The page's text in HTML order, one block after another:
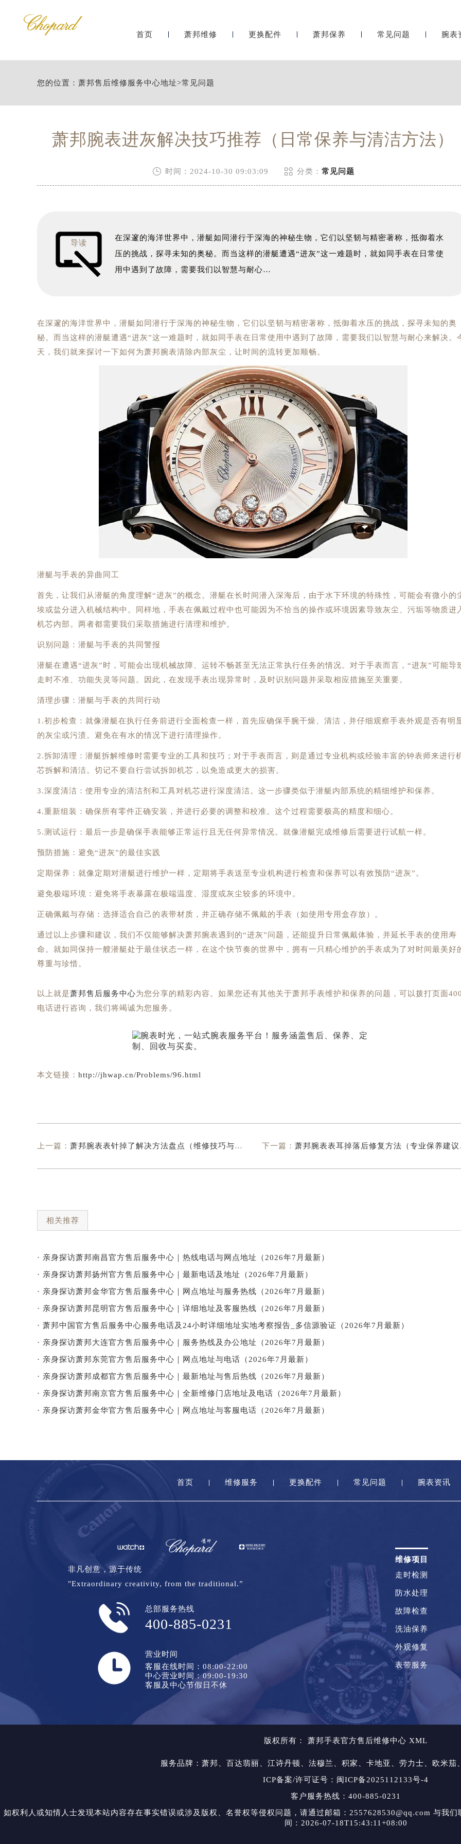
首页 萧邦维修 更换配件 萧邦保养 常见问题 腕表
您的位置： 萧邦售后维修服务中心地址>常见问题
萧邦腕表进灰解决技巧推荐（日常保养与清洁方法）
 时间：2024-10-30 09:03:09  分类： 常见问题
导读
在深邃的海洋世界中，潜艇如同潜行于深海的神秘生物，它们以坚韧与精密著称，抵御着水
压的挑战，探寻未知的奥秘。而当这样的潜艇遭遇“进灰”这一难题时，就如同手表在日常使
用中遇到了故障，需要我们以智慧与耐心…
在深邃的海洋世界中，潜艇如同潜行于深海的神秘生物，它们以坚韧与精密著称，抵御着水压的挑战，探寻未知的奥
秘。而当这样的潜艇遭遇“进灰”这一难题时，就如同手表在日常使用中遇到了故障，需要我们以智慧与耐心来解决。
天，我们就来探讨一下如何为萧邦腕表清除内部灰尘，让时间的流转更加顺畅。
潜艇与手表的异曲同工
首先，让我们从潜艇的角度理解“进灰”的概念。潜艇在长时间潜入深海后，由于水下环境的特殊性，可能会有微小的
埃或盐分进入机械结构中。同样地，手表在佩戴过程中也可能因为不恰当的操作或环境因素导致灰尘、污垢等物质进
机芯内部。两者都需要我们采取措施进行清理和维护。
识别问题：潜艇与手表的共同警报
潜艇在遭遇“进灰”时，可能会出现机械故障、运转不畅甚至无法正常执行任务的情况。对于手表而言，“进灰”可能导
走时不准、功能失灵等问题。因此，在发现手表出现异常时，及时识别问题并采取相应措施至关重要。
清理步骤：潜艇与手表的共同行动
1.初步检查：就像潜艇在执行任务前进行全面检查一样，首先应确保手腕干燥、清洁，并仔细观察手表外观是否有明
的灰尘或污渍。避免在有水的情况下进行清理操作。
2.拆卸清理：潜艇拆解维修时需要专业的工具和技巧；对于手表而言，则是通过专业机构或经验丰富的钟表师来进行
芯拆解和清洁。切记不要自行尝试拆卸机芯，以免造成更大的损害。
3.深度清洁：使用专业的清洁剂和工具对机芯进行深度清洁。这一步骤类似于潜艇内部系统的精细维护和保养。
4.重新组装：确保所有零件正确安装，并进行必要的调整和校准。这个过程需要极高的精度和细心。
5.测试运行：最后一步是确保手表能够正常运行且无任何异常情况。就像潜艇完成维修后需要进行试航一样。
预防措施：避免“进灰”的最佳实践
定期保养：就像定期对潜艇进行维护一样，定期将手表送至专业机构进行检查和保养可以有效预防“进灰”。
避免极端环境：避免将手表暴露在极端温度、湿度或灰尘较多的环境中。
正确佩戴与存储：选择适合自己的表带材质，并正确存储不佩戴的手表（如使用专用盒存放）。
通过以上步骤和建议，我们不仅能够解决萧邦腕表遇到的“进灰”问题，还能提升日常佩戴体验，并延长手表的使用寿
命。就如同保持一艘潜艇处于最佳状态一样，在这个快节奏的世界中，拥有一只精心维护的手表成为了对时间最美好
尊重与珍惜。
以上就是萧邦售后服务中心为您分享的精彩内容。如果您还有其他关于萧邦手表维护和保养的问题，可以拨打页面400
电话进行咨询，我们将竭诚为您服务。
本文链接： http://jhwap.cn/Problems/96.html
上一篇： 萧邦腕表表针掉了解决方法盘点（维修技巧与注意事项） 下一篇： 萧邦腕表表耳掉落后修复方法（专业保养建议与注意事项）
相关推荐
· 亲身探访萧邦南昌官方售后服务中心｜热线电话与网点地址（2026年7月最新）
· 亲身探访萧邦扬州官方售后服务中心｜最新电话及地址（2026年7月最新）
· 亲身探访萧邦金华官方售后服务中心｜网点地址与服务热线（2026年7月最新）
· 亲身探访萧邦昆明官方售后服务中心｜详细地址及客服热线（2026年7月最新）
· 萧邦中国官方售后服务中心服务电话及24小时详细地址实地考察报告_多信源验证（2026年7月最新）
· 亲身探访萧邦大连官方售后服务中心｜服务热线及办公地址（2026年7月最新）
· 亲身探访萧邦东莞官方售后服务中心｜网点地址与电话（2026年7月最新）
· 亲身探访萧邦成都官方售后服务中心｜最新地址与售后热线（2026年7月最新）
· 亲身探访萧邦南京官方售后服务中心｜全新维修门店地址及电话（2026年7月最新）
· 亲身探访萧邦金华官方售后服务中心｜网点地址与客服电话（2026年7月最新）
首页 维修服务 更换配件 常见问题 腕表资讯
非凡创意，源于传统
"Extraordinary creativity, from the traditional.”
总部服务热线
400-885-0231
营业时间
客服在线时间：08:00-22:00
中心营业时间：09:00-19:30
客服及中心节假日不休
维修项目
走时检测
防水处理
故障检查
洗油保养
外观修复
表带服务
版权所有： 萧邦手表官方售后维修中心 XML
服务品牌： 萧邦
、百达翡丽、江诗丹顿、法穆兰、积家、卡地亚、劳力士、欧米茄
ICP备案/许可证号：闽ICP备2025112133号-4
客户服务热线：400-885-0231
如权利人或知情人士发现本站内容存在事实错误或涉及版权、名誉权等侵权问题，请通过邮箱：2557628530@qq.com 与我
间：2026-07-18T15:43:11+08:00